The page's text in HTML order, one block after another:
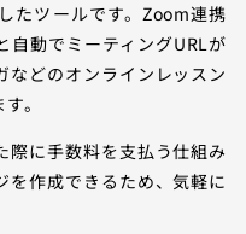
たツールです。Zoom連携
自動でミーティングURLが
などのオンラインレッスン
。
際に手数料を支払う仕組み
を作成できるため、気軽に